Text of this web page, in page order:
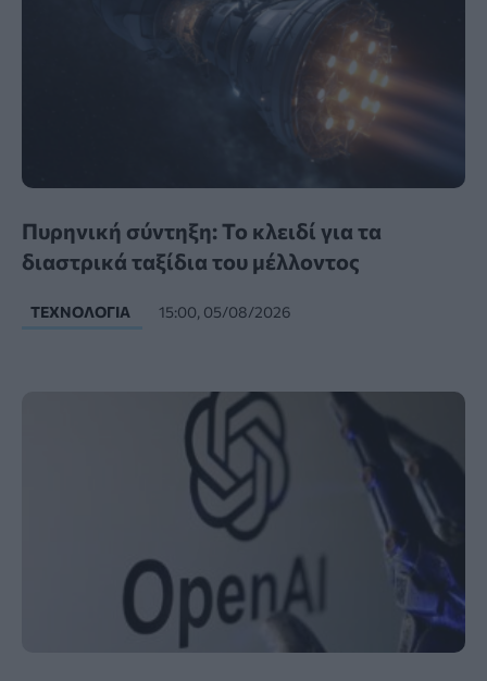
Πυρηνική σύντηξη: Το κλειδί για τα
διαστρικά ταξίδια του μέλλοντος
ΤΕΧΝΟΛΟΓΊΑ 15:00, 05/08/2026